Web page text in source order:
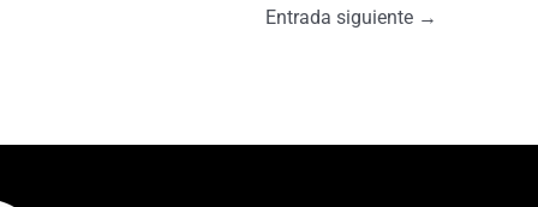
Entrada siguiente →